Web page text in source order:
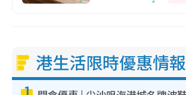
港生活限時優惠情報
1